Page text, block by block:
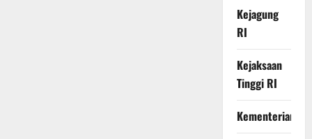
Kejagung
RI
Kejaksaan
Tinggi RI
Kementerian